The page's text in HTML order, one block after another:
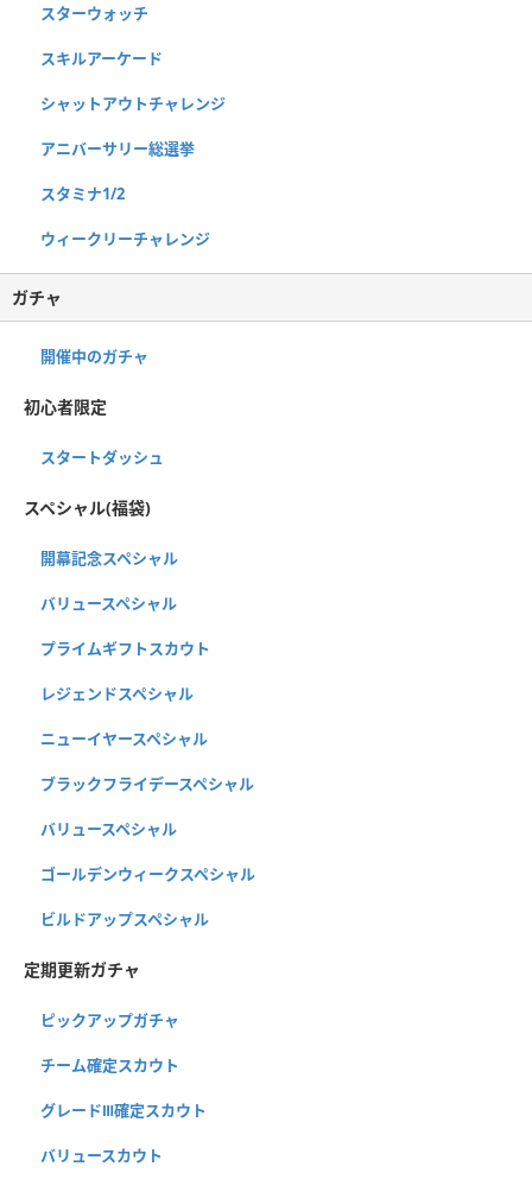
スターウォッチ
スキルアーケード
シャットアウトチャレンジ
アニバーサリー総選挙
スタミナ1/2
ウィークリーチャレンジ
ガチャ
開催中のガチャ
初心者限定
スタートダッシュ
スペシャル(福袋)
開幕記念スペシャル
バリュースペシャル
プライムギフトスカウト
レジェンドスペシャル
ニューイヤースペシャル
ブラックフライデースペシャル
バリュースペシャル
ゴールデンウィークスペシャル
ビルドアップスペシャル
定期更新ガチャ
ピックアップガチャ
チーム確定スカウト
グレードⅢ確定スカウト
バリュースカウト